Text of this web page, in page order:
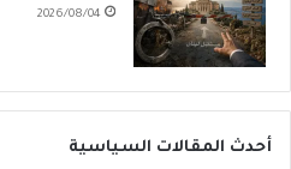
2026/08/04
أحدث المقالات السياسية